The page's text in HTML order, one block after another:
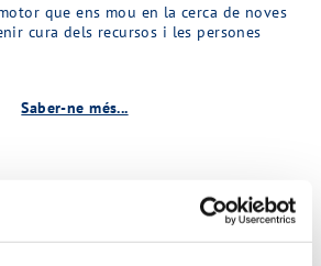
que ens mou en la cerca de noves
cura dels recursos i les persones
Saber-ne més...
més sobre MINA…